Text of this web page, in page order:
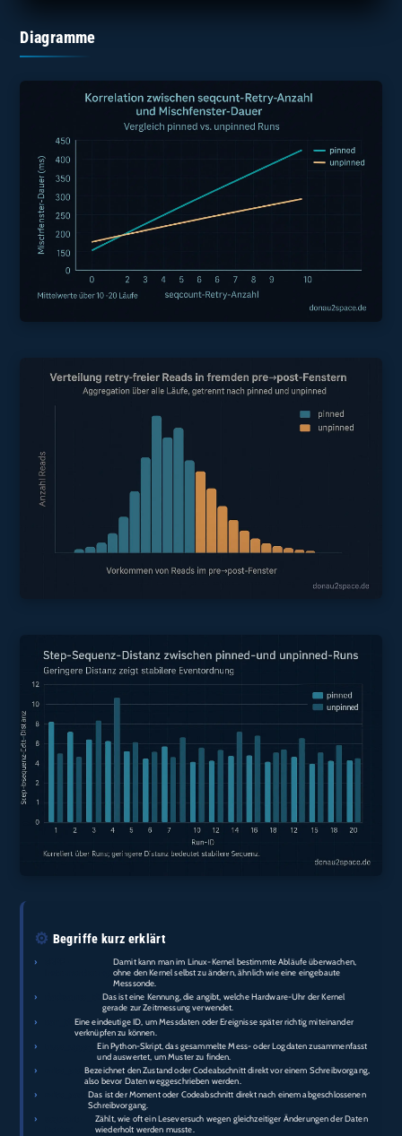
Diagramme
⚙️ Begriffe kurz erklärt
›
Damit kann man im Linux-Kernel bestimmte Abläufe überwachen,
ohne den Kernel selbst zu ändern, ähnlich wie eine eingebaute
Messsonde.
›
Das ist eine Kennung, die angibt, welche Hardware-Uhr der Kernel
gerade zur Zeitmessung verwendet.
›
Eine eindeutige ID, um Messdaten oder Ereignisse später richtig miteinander
verknüpfen zu können.
›
Ein Python-Skript, das gesammelte Mess- oder Logdaten zusammenfasst
und auswertet, um Muster zu finden.
›
Bezeichnet den Zustand oder Codeabschnitt direkt vor einem Schreibvorgang,
also bevor Daten weggeschrieben werden.
›
Das ist der Moment oder Codeabschnitt direkt nach einem abgeschlossenen
Schreibvorgang.
›
Zählt, wie oft ein Leseversuch wegen gleichzeitiger Änderungen der Daten
wiederholt werden musste.